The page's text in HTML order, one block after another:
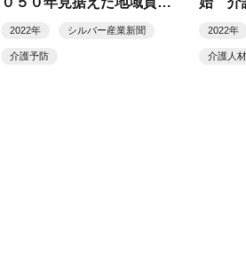
に2022年 シルバー産業新聞
介護予防
体験
2022年
介護人